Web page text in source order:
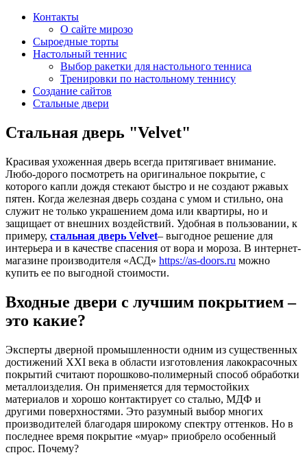
Контакты
О сайте мирозо
Сыроедные торты
Настольный теннис
Выбор ракетки для настольного тенниса
Тренировки по настольному теннису
Создание сайтов
Стальные двери
Стальная дверь "Velvet"
Красивая ухоженная дверь всегда притягивает внимание.
Любо-дорого посмотреть на оригинальное покрытие, с
которого капли дождя стекают быстро и не создают ржавых
пятен. Когда железная дверь создана с умом и стильно, она
служит не только украшением дома или квартиры, но и
защищает от внешних воздействий. Удобная в пользовании, к
примеру, стальная дверь Velvet– выгодное решение для
интерьера и в качестве спасения от вора и мороза. В интернет-
магазине производителя «АСД» https://as-doors.ru можно
купить ее по выгодной стоимости.
Входные двери с лучшим покрытием –
это какие?
Эксперты дверной промышленности одним из существенных
достижений XXI века в области изготовления лакокрасочных
покрытий считают порошково-полимерный способ обработки
металлоизделия. Он применяется для термостойких
материалов и хорошо контактирует со сталью, МДФ и
другими поверхностями. Это разумный выбор многих
производителей благодаря широкому спектру оттенков. Но в
последнее время покрытие «муар» приобрело особенный
спрос. Почему?